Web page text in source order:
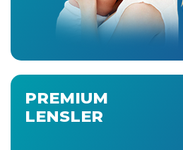
PREMIUM
LENSLER